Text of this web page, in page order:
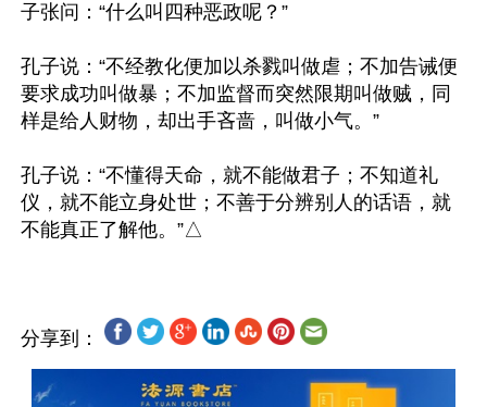
子张问：“什么叫四种恶政呢？”
孔子说：“不经教化便加以杀戮叫做虐；不加告诫便
要求成功叫做暴；不加监督而突然限期叫做贼，同
样是给人财物，却出手吝啬，叫做小气。”
孔子说：“不懂得天命，就不能做君子；不知道礼
仪，就不能立身处世；不善于分辨别人的话语，就
分享到：